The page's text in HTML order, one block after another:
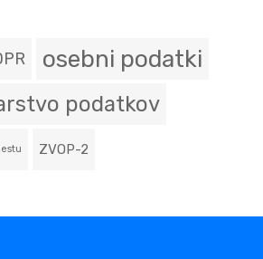
osebni podatki
podatkov
ZVOP-2